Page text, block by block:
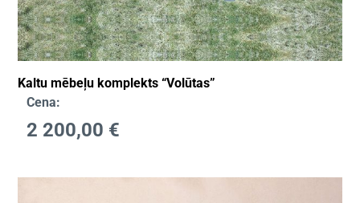
Kaltu mēbeļu komplekts “Volūtas”
Cena:
2 200,00 €